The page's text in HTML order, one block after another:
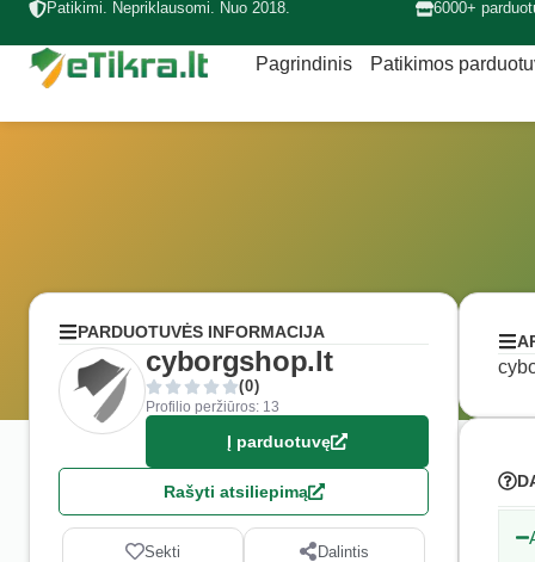
Patikimi. Nepriklausomi. Nuo 2018. 6000+
Pagrindinis Patikimos
PARDUOTUVĖS INFORMACIJA
cyborgshop.lt
(0)
Profilio peržiūros: 13
Į parduotuvę
Rašyti atsiliepimą
Sekti Dalintis